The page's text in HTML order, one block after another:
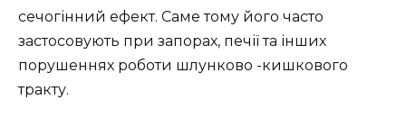
сечогінний ефект. Саме тому його часто
застосовують при запорах, печії та інших
порушеннях роботи шлунково -кишкового
тракту.